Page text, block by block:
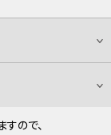
ので、